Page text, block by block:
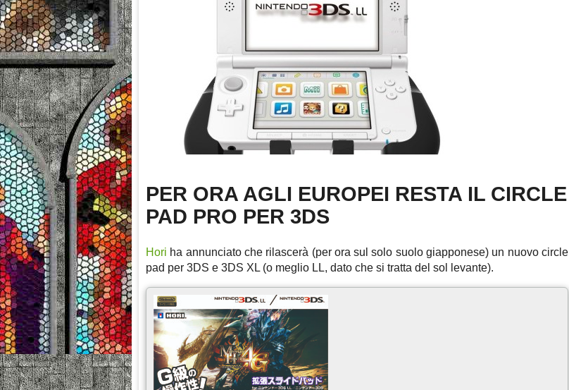
PER ORA AGLI EUROPEI RESTA IL CIRCLE
PAD PRO PER 3DS
Hori ha annunciato che rilascerà (per ora sul solo suolo giapponese) un nuovo circle
pad per 3DS e 3DS XL (o meglio LL, dato che si tratta del sol levante).